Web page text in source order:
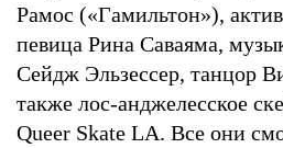
Рамос («Гамильтон»),
певица Рина Саваяма,
Сейдж Эльзессер, танцор
также лос-анджелесское
Queer Skate LA. Все они